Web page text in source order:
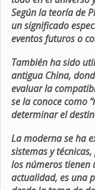
Según la teoría de
un significado
eventos futuros o
También ha sido
antigua China,
evaluar la
se la conoce como
determinar el
La moderna se ha
sistemas y
los números tienen
actualidad, es una